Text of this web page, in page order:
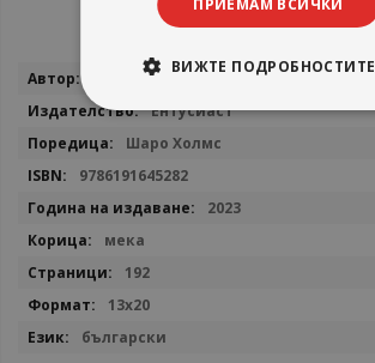
Повече
информация
Тим Колинс
Ентусиаст
Шаро Холмс
9786191645282
2023
мека
192
13х20
български
ПРИЕМАМ ВСИЧКИ
ВИЖТЕ ПОДРОБНОСТИТЕ